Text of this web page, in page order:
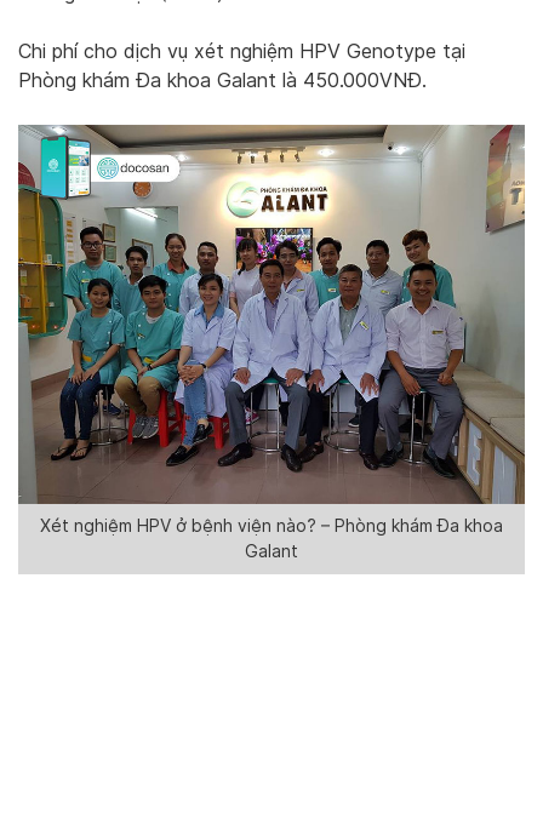
Chi phí cho dịch vụ xét nghiệm HPV Genotype tại
Phòng khám Đa khoa Galant là 450.000VNĐ.
Xét nghiệm HPV ở bệnh viện nào? – Phòng khám Đa khoa
Galant